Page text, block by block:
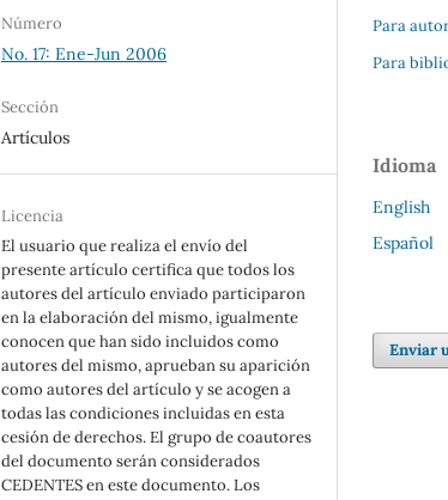
Número
No. 17: Ene-Jun 2006
Sección
Artículos
Licencia
El usuario que realiza el envío del
presente artículo certifica que todos los
autores del artículo enviado participaron
en la elaboración del mismo, igualmente
conocen que han sido incluidos como
autores del mismo, aprueban su aparición
como autores del artículo y se acogen a
todas las condiciones incluidas en esta
cesión de derechos. El grupo de coautores
del documento serán considerados
CEDENTES en este documento. Los
Para
Para
Idioma
English
Español
Enviar